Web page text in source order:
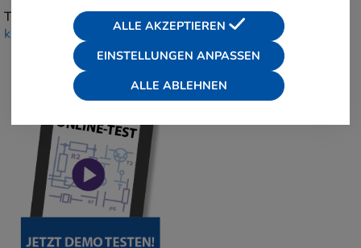
ALLE AKZEPTIEREN
EINSTELLUNGEN ANPASSEN
ALLE ABLEHNEN
Tel.: +49 (69) 94 94 64 70(Mo–Fr, 9–18 Uhr)
kundenbetreuung@degeba.de